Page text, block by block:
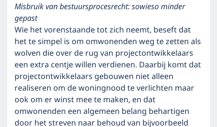
Misbruik van bestuursprocesrecht: sowieso minder
gepast
Wie het vorenstaande tot zich neemt, beseft dat
het te simpel is om omwonenden weg te zetten als
wolven die over de rug van projectontwikkelaars
een extra centje willen verdienen. Daarbij komt dat
projectontwikkelaars gebouwen niet alleen
realiseren om de woningnood te verlichten maar
ook om er winst mee te maken, en dat
omwonenden een algemeen belang behartigen
door het streven naar behoud van bijvoorbeeld